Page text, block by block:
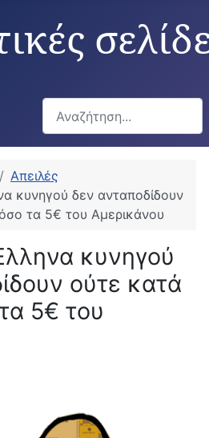
Αναζήτηση...
Απειλές
κυνηγού δεν ανταποδίδουν
τα 5€ του Αμερικάνου
κυνηγού
ούτε κατά
5€ του